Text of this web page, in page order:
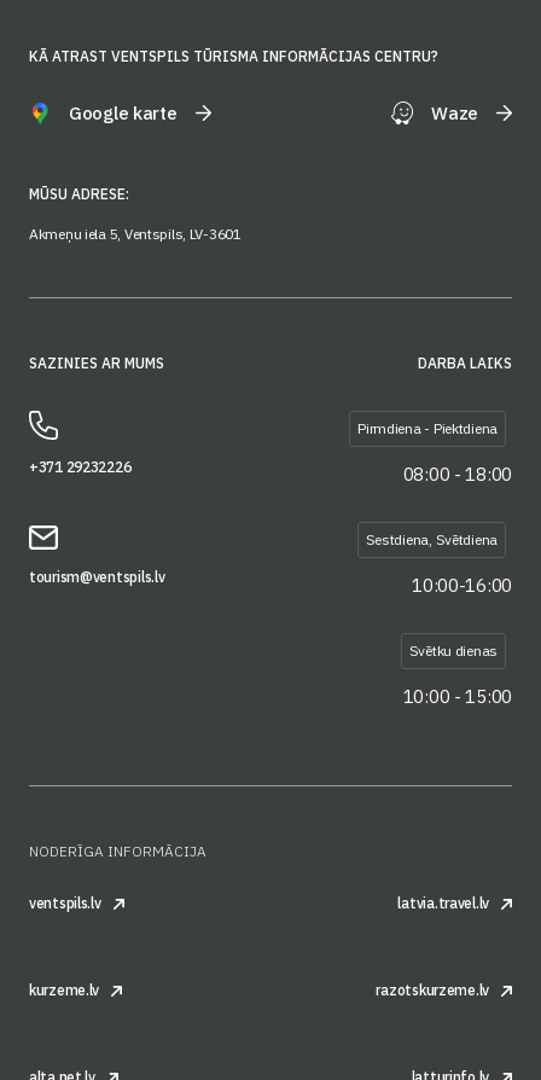
KĀ ATRAST VENTSPILS TŪRISMA INFORMĀCIJAS CENTRU?
Google karte Waze
MŪSU ADRESE:
Akmeņu iela 5, Ventspils, LV-3601
SAZINIES AR MUMS
+371 29232226
tourism@ventspils.lv
DARBA LAIKS
Pirmdiena - Piektdiena
08:00 - 18:00
Sestdiena, Svētdiena
10:00-16:00
Svētku dienas
10:00 - 15:00
NODERĪGA INFORMĀCIJA
ventspils.lv latvia.travel.lv
kurzeme.lv razotskurzeme.lv